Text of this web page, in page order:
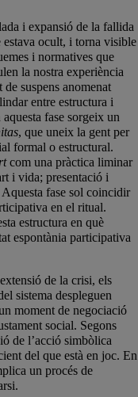
i expansió de la fallida
estava ocult, i torna visible
i normatives que
la nostra experiència
suspens anomenat
entre estructura i
fase sorgeix un
, que uneix la gent per
formal o estructural.
com una pràctica liminar
i vida; presentació i
fase sol coincidir
en el ritual.
estructura en què
espontània participativa
de la crisi, els
sistema despleguen
moment de negociació
social. Segons
de l’acció simbòlica
del que està en joc. En
un procés de